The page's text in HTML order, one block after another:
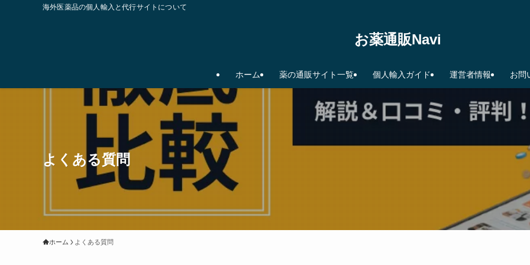
海外医薬品の個人輸入と代行サイトについて
お薬通販Navi
ホーム 薬の通販サイト一覧 個人輸入ガイド 運営者情報 お問
よくある質問
ホーム よくある質問